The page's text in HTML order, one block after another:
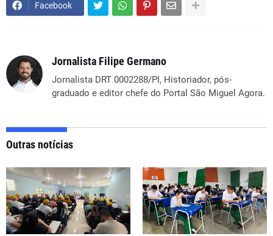
Facebook
Jornalista Filipe Germano
Jornalista DRT 0002288/PI, Historiador, pós-
graduado e editor chefe do Portal São Miguel Agora.
Outras notícias